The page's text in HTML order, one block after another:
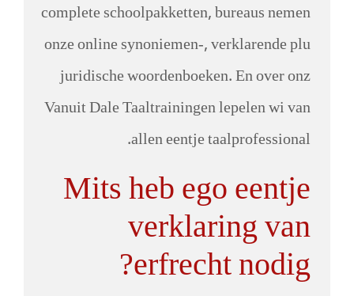
complete schoolpakketten, bureaus nemen
onze online synoniemen-, verklarende plu
juridische woordenboeken. En over onz
Vanuit Dale Taaltrainingen lepelen wi van
allen eentje taalprofessional.
Mits heb ego eentje
verklaring van
erfrecht nodig?